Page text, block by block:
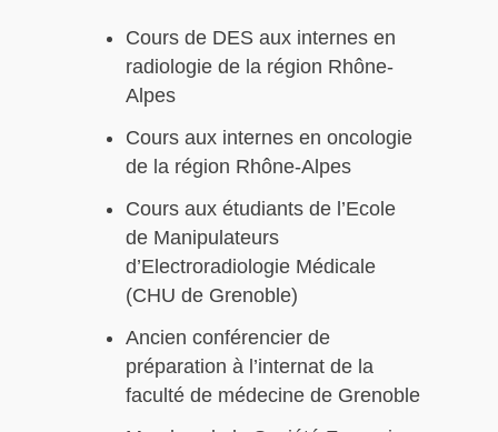
Cours de DES aux internes en
radiologie de la région Rhône-
Alpes
Cours aux internes en oncologie
de la région Rhône-Alpes
Cours aux étudiants de l’Ecole
de Manipulateurs
d’Electroradiologie Médicale
(CHU de Grenoble)
Ancien conférencier de
préparation à l’internat de la
faculté de médecine de Grenoble